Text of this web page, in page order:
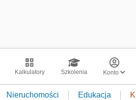
Kalkulatory Szkolenia Konto
Nieruchomości Edukacja